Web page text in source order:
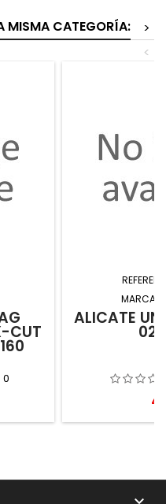
MISMA CATEGORÍA:
>
<
CUT
0
MARCA:
ALICATE